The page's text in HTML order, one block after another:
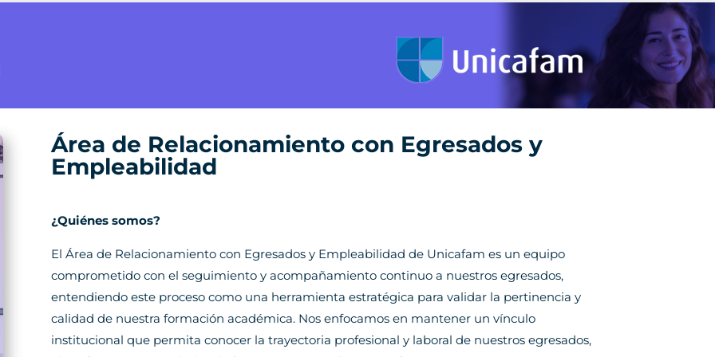
Área de Relacionamiento con Egresados y
Empleabilidad
¿Quiénes somos?
El Área de Relacionamiento con Egresados y Empleabilidad de Unicafam es un equipo
comprometido con el seguimiento y acompañamiento continuo a nuestros egresados,
entendiendo este proceso como una herramienta estratégica para validar la pertinencia y
calidad de nuestra formación académica. Nos enfocamos en mantener un vínculo
institucional que permita conocer la trayectoria profesional y laboral de nuestros egresados,